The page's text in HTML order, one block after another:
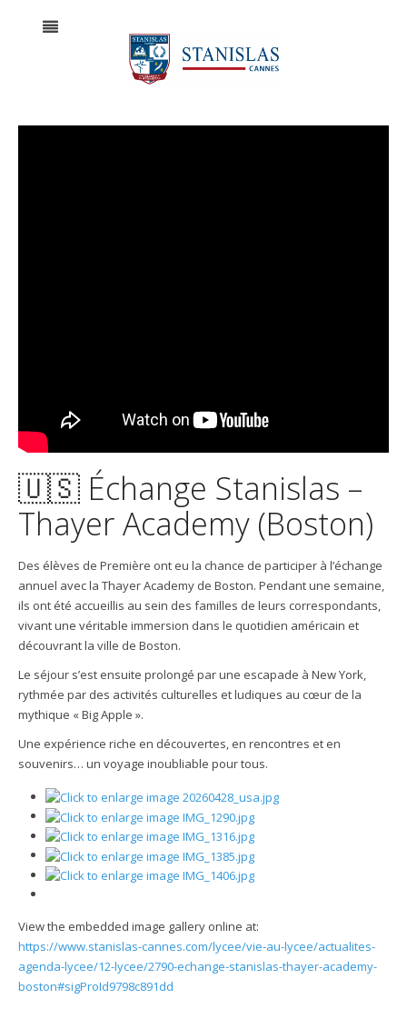
🇺🇸 Échange Stanislas –
Thayer Academy (Boston)
Des élèves de Première ont eu la chance de participer à l’échange
annuel avec la Thayer Academy de Boston. Pendant une semaine,
ils ont été accueillis au sein des familles de leurs correspondants,
vivant une véritable immersion dans le quotidien américain et
découvrant la ville de Boston.
Le séjour s’est ensuite prolongé par une escapade à New York,
rythmée par des activités culturelles et ludiques au cœur de la
mythique « Big Apple ».
Une expérience riche en découvertes, en rencontres et en
souvenirs… un voyage inoubliable pour tous.
View the embedded image gallery online at:
https://www.stanislas-cannes.com/lycee/vie-au-lycee/actualites-
agenda-lycee/12-lycee/2790-echange-stanislas-thayer-academy-
boston#sigProId9798c891dd